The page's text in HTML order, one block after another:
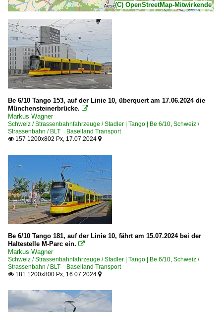
(C) OpenStreetMap-Mitwirkende
Be 6/10 Tango 153, auf der Linie 10, überquert am 17.06.2024 die
Münchensteinerbrücke. 
Markus Wagner
Schweiz / Strassenbahnfahrzeuge / Stadler | Tango | Be 6/10, Schweiz /
Strassenbahn / BLT Baselland Transport
 157 1200x802 Px, 17.07.2024 
Be 6/10 Tango 181, auf der Linie 10, fährt am 15.07.2024 bei der
Haltestelle M-Parc ein. 
Markus Wagner
Schweiz / Strassenbahnfahrzeuge / Stadler | Tango | Be 6/10, Schweiz /
Strassenbahn / BLT Baselland Transport
 181 1200x800 Px, 16.07.2024 